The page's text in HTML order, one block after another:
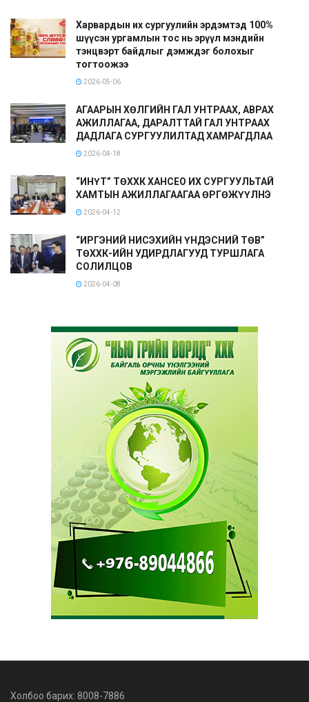
Харвардын их сургуулийн эрдэмтэд 100%
шүүсэн ургамлын тос нь эрүүл мэндийн
тэнцвэрт байдлыг дэмждэг болохыг
тогтоожээ
2026-05-06
АГААРЫН ХӨЛГИЙН ГАЛ УНТРААХ, АВРАХ
АЖИЛЛАГАА, ДАРАЛТТАЙ ГАЛ УНТРААХ
ДАДЛАГА СУРГУУЛИЛТАД ХАМРАГДЛАА
2026-04-18
“ИНҮТ” ТӨХХК ХАНСЕО ИХ СУРГУУЛЬТАЙ
ХАМТЫН АЖИЛЛАГААГАА ӨРГӨЖҮҮЛНЭ
2026-04-12
“ИРГЭНИЙ НИСЭХИЙН ҮНДЭСНИЙ ТӨВ”
ТӨХХК-ИЙН УДИРДЛАГУУД ТУРШЛАГА
СОЛИЛЦОВ
2026-04-08
Холбоо барих: 8008-7886